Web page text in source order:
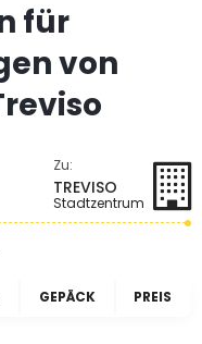
für
von
Zu:
TREVISO
Stadtzentrum
GEPÄCK PREIS